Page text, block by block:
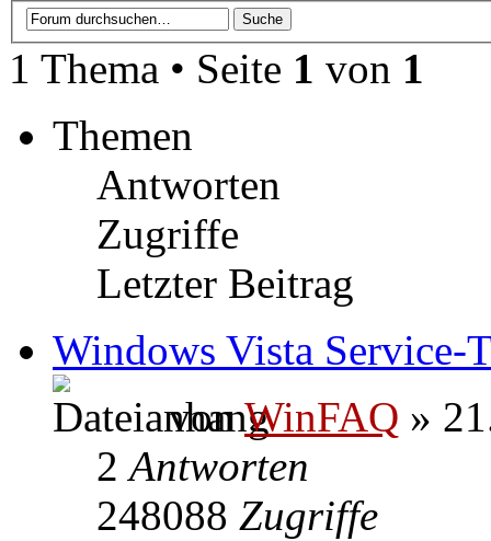
1 Thema • Seite 1 von 1
Themen
Antworten
Zugriffe
Letzter Beitrag
Windows Vista Service-
vonWinFAQ »
2Antworten
248088 Zugriffe